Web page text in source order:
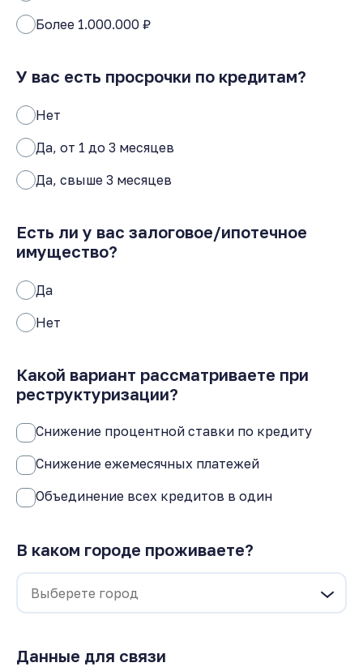
Более 1.000.000 ₽
У вас есть просрочки по кредитам?
Нет
Да, от 1 до 3 месяцев
Да, свыше 3 месяцев
Есть ли у вас залоговое/ипотечное
имущество?
Да
Нет
Какой вариант рассматриваете при
реструктуризации?
Снижение процентной ставки по кредиту
Снижение ежемесячных платежей
Объединение всех кредитов в один
В каком городе проживаете?
Данные для связи